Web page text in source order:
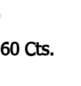
Cts.